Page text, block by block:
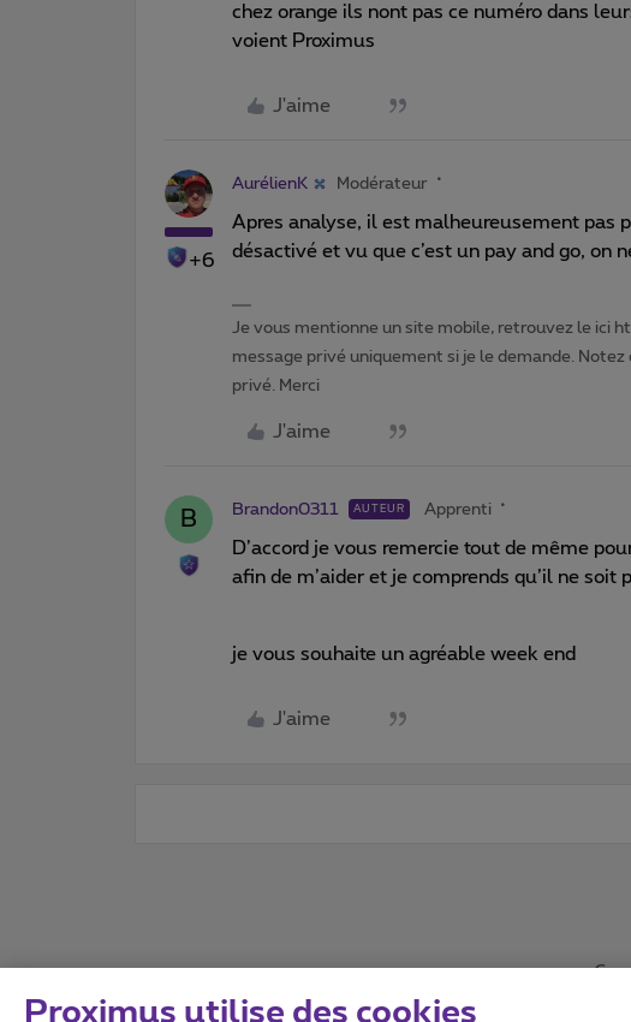
chez orange ils nont pas ce numéro dans
voient Proximus
J'aime
+6
AurélienK Modérateur
Apres analyse, il est malheureusement pas
désactivé et vu que c’est un pay and go, on
Je vous mentionne un site mobile, retrouvez le
message privé uniquement si je le demande.
privé. Merci
J'aime
B Brandon0311 AUTEUR Apprenti
D’accord je vous remercie tout de même
afin de m’aider et je comprends qu’il ne soit
je vous souhaite un agréable week end
J'aime
Proximus utilise des cookies